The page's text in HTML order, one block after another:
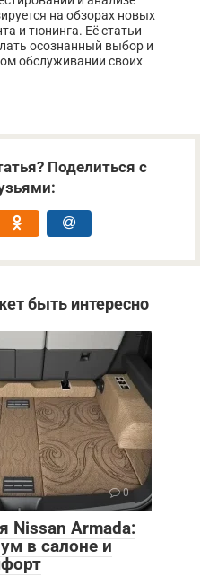
на обзорах новых
и тюнинга. Её статьи
осознанный выбор и
обслуживании своих
Поделиться с
быть интересно
0
Nissan Armada:
в салоне и